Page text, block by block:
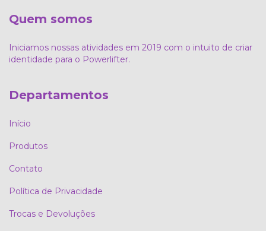
Quem somos
Iniciamos nossas atividades em 2019 com o intuito de criar
identidade para o Powerlifter.
Departamentos
Início
Produtos
Contato
Política de Privacidade
Trocas e Devoluções